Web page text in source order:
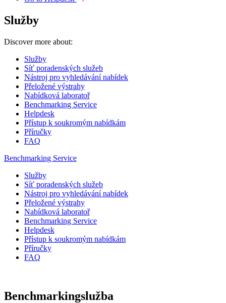
Služby
Discover more about:
Služby
Síť poradenských služeb
Nástroj pro vyhledávání nabídek
Přeložené výstrahy
Nabídková laboratoř
Benchmarking Service
Helpdesk
Přístup k soukromým nabídkám
Příručky
FAQ
Benchmarking Service
Služby
Síť poradenských služeb
Nástroj pro vyhledávání nabídek
Přeložené výstrahy
Nabídková laboratoř
Benchmarking Service
Helpdesk
Přístup k soukromým nabídkám
Příručky
FAQ
Benchmarkingslužba